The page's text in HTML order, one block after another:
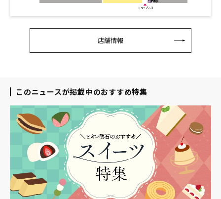
店舗情報
このニュースが掲載中のおすすめ特集